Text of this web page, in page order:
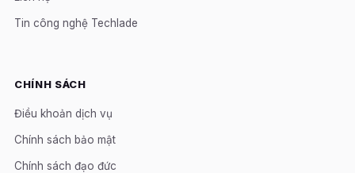
Tin công nghệ Techlade
CHÍNH SÁCH
Điều khoản dịch vụ
Chính sách bảo mật
Chính sách đạo đức